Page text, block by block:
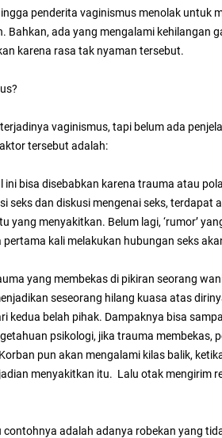
penderita vaginismus menolak untuk
ada yang mengalami kehilangan
karena rasa tak nyaman tersebut.
vaginismus, tapi belum ada
tersebut adalah:
bisa disebabkan karena trauma atau
seks dan diskusi mengenai seks, terdapat
yang menyakitkan. Belum lagi, ‘rumor’
kali melakukan hubungan seks
yang membekas di pikiran seorang
seseorang hilang kuasa atas
kedua belah pihak. Dampaknya bisa
psikologi, jika trauma membekas,
pun akan mengalami kilas balik,
menyakitkan itu. Lalu otak mengirim
contohnya adalah adanya robekan yang